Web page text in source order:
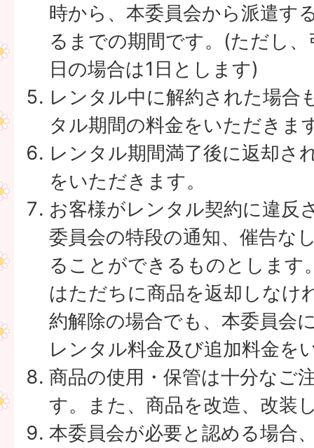
時から、本委員会から派遣す
るまでの期間です。(ただし
日の場合は1日とします)
レンタル中に解約された場合
タル期間の料金をいただきま
レンタル期間満了後に返却さ
をいただきます。
お客様がレンタル契約に違反
委員会の特段の通知、催告な
ることができるものとします
はただちに商品を返却しなけ
約解除の場合でも、本委員会
レンタル料金及び追加料金を
商品の使用・保管は十分なご
す。また、商品を改造、改装
本委員会が必要と認める場合